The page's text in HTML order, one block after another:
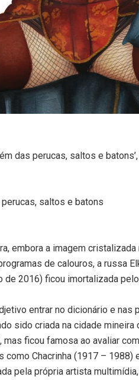
das perucas, saltos e
saltos e batons
embora a imagem
de calouros, a russa
2016) ficou imortalizada
entrar no dicionário e nas
sido criada na cidade mineira
ficou famosa ao avaliar
como Chacrinha (1917 – 1988)
pela própria artista